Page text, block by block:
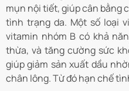
mụn nội tiết, giúp cân bằng
tình trạng da. Một số loại
vitamin nhóm B có khả
thừa, và tăng cường sức
giúp giảm sản xuất dầu
chân lông. Từ đó hạn chế